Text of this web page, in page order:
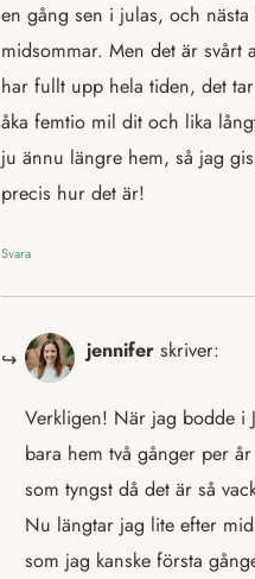
en gång sen i julas, och
midsommar. Men det är svårt
har fullt upp hela tiden, det
åka femtio mil dit och lika
ju ännu längre hem, så jag
precis hur det är!
Svara
jennifer skriver:
Verkligen! När jag bodde i
bara hem två gånger per
som tyngst då det är så
Nu längtar jag lite efter
som jag kanske första